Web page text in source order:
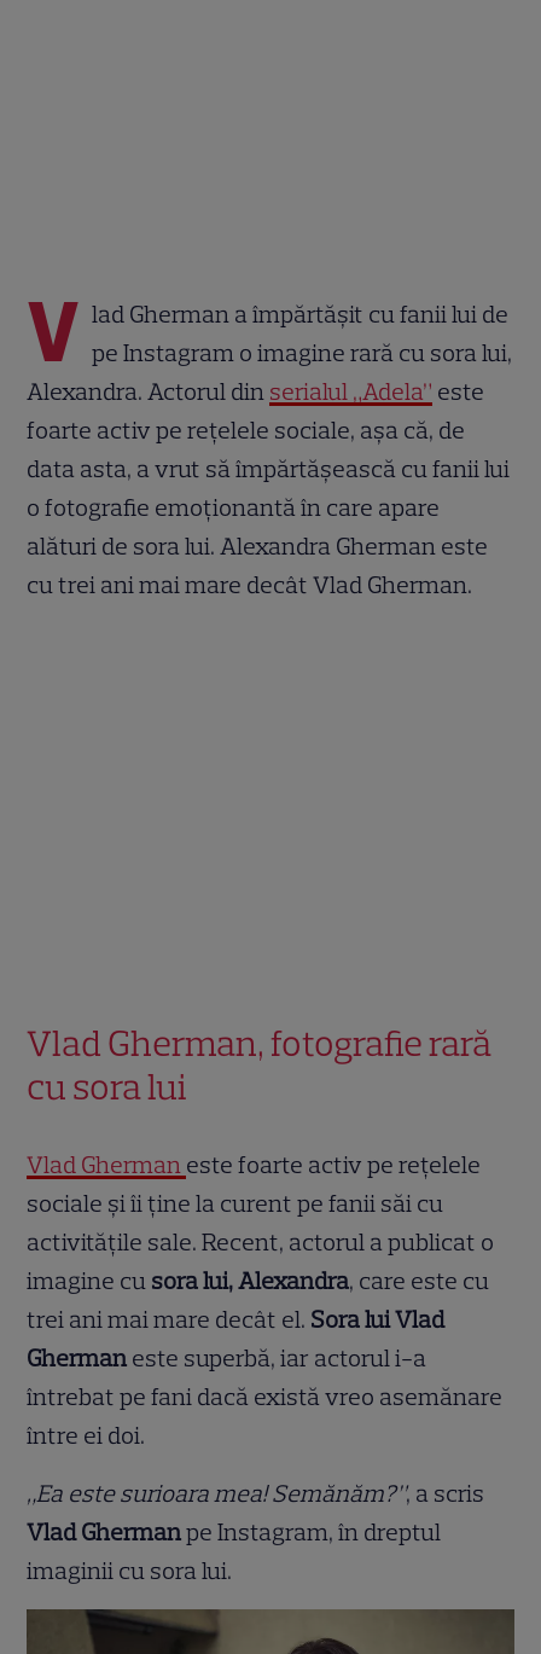
V lad Gherman a împărtășit cu fanii lui de
pe Instagram o imagine rară cu sora lui,
Alexandra. Actorul din serialul „Adela” este
foarte activ pe rețelele sociale, așa că, de
data asta, a vrut să împărtășească cu fanii lui
o fotografie emoționantă în care apare
alături de sora lui. Alexandra Gherman este
cu trei ani mai mare decât Vlad Gherman.
Vlad Gherman, fotografie rară
cu sora lui
Vlad Gherman este foarte activ pe rețelele
sociale și îi ține la curent pe fanii săi cu
activitățile sale. Recent, actorul a publicat o
imagine cu sora lui, Alexandra, care este cu
trei ani mai mare decât el. Sora lui Vlad
Gherman este superbă, iar actorul i-a
întrebat pe fani dacă există vreo asemănare
între ei doi.
„Ea este surioara mea! Semănăm?”, a scris
Vlad Ghermanpe Instagram, în dreptul
imaginii cu sora lui.